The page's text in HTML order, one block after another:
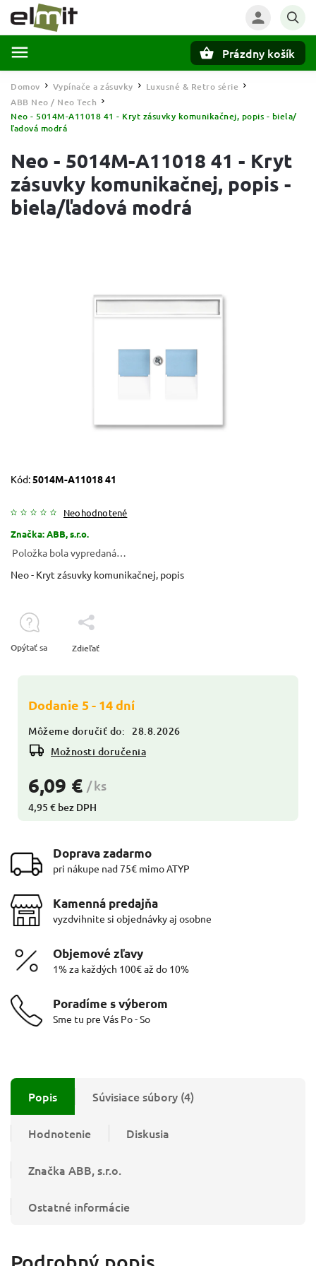
Prázdny košík
Domov / Vypínače a zásuvky / Luxusné & Retro série /
ABB Neo / Neo Tech /
Neo - 5014M-A11018 41 - Kryt zásuvky komunikačnej, popis - biela/
ľadová modrá
Neo - 5014M-A11018 41 - Kryt
zásuvky komunikačnej, popis -
biela/ľadová modrá
Kód: 5014M-A11018 41
Neohodnotené
Značka:ABB, s.r.o.
6,09 € / ks
4,95 € bez DPH
Dodanie 5 - 14 dní
Môžeme doručiť do:
28.8.2026
Možnosti doručenia
Položka bola vypredaná…
Neo - Kryt zásuvky komunikačnej, popis
Opýtať sa Zdieľať
Doprava zadarmo
pri nákupe nad 75€ mimo ATYP
Kamenná predajňa
vyzdvihnite si objednávky aj osobne
Objemové zľavy
1% za každých 100€ až do 10%
Poradíme s výberom
Sme tu pre Vás Po - So
Popis Súvisiace súbory (4)
Hodnotenie Diskusia
Značka ABB, s.r.o.
Ostatné informácie